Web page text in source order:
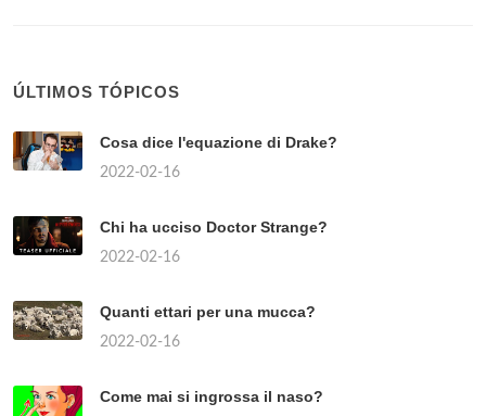
ÚLTIMOS TÓPICOS
Cosa dice l'equazione di Drake?
2022-02-16
Chi ha ucciso Doctor Strange?
2022-02-16
Quanti ettari per una mucca?
2022-02-16
Come mai si ingrossa il naso?